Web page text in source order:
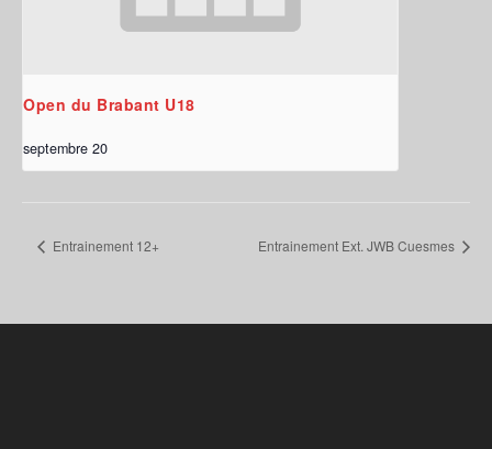
Open du Brabant U18
septembre 20
Entrainement 12+ Entrainement Ext. JWB Cuesmes